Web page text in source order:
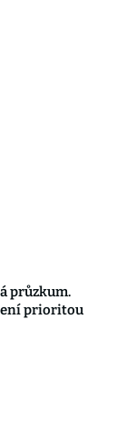
průzkum.
prioritou